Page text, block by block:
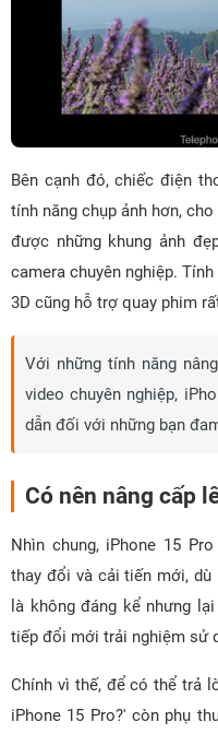
Bên cạnh đó, chiếc điện
tính năng chụp ảnh hơn,
được những khung ảnh
camera chuyên nghiệp.
3D cũng hỗ trợ quay phim
Với những tính năng
video chuyên nghiệp,
dẫn đối với những bạn
Có nên nâng cấp
Nhìn chung, iPhone 15
thay đổi và cải tiến mới, dù
là không đáng kể nhưng
tiếp đổi mới trải nghiệm sử
Chính vì thế, để có thể trả
iPhone 15 Pro?' còn phụ